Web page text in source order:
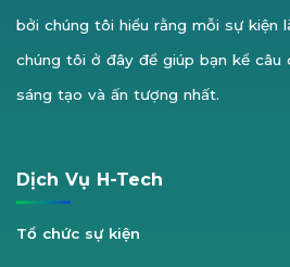
bởi chúng tôi hiểu rằng mỗi sự kiện
chúng tôi ở đây để giúp bạn kể câu
sáng tạo và ấn tượng nhất.
Dịch Vụ H-Tech
Tổ chức sự kiện